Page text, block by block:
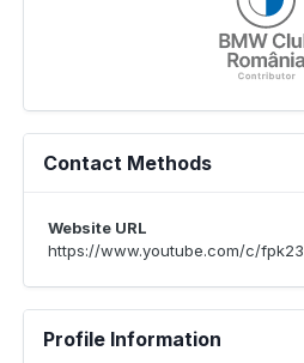
Contact Methods
Website URL
https://www.youtube.com/c/fpk23
Profile Information